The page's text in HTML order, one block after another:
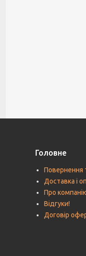
Головне
Повернення
Доставка і
Про
Відгуки!
Договір